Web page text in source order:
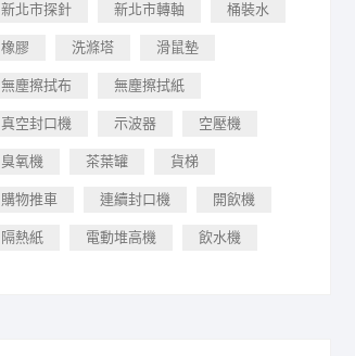
新北市探針 新北市轉軸 桶裝水
橡膠 洗滌塔 滑鼠墊
無塵擦拭布 無塵擦拭紙
真空封口機 示波器 空壓機
臭氧機 茶葉罐 貨梯
購物推車 連續封口機 開飲機
隔熱紙 電動堆高機 飲水機